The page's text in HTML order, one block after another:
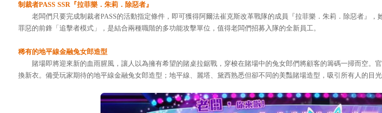
制裁者PASS SSR『拉菲樂．朱莉．除惡者』
老闆們只要完成制裁者PASS的活動指定條件，即可獲得阿爾法崔克斯改革戰隊的成員『拉菲樂．朱莉．除惡者』，
罪惡的前鋒「追擊者模式」，是結合兩種職階的多功能攻擊單位，值得老闆們招募入隊的全新員工。
稀有的地平線金融兔女郎造型
賭場即將迎來新的血雨腥風，讓人以為擁有希望的賭桌拉鋸戰，穿梭在賭場中的兔女郎們將顧客的籌碼一掃而空。
換新衣。備受玩家期待的地平線金融兔女郎造型；地平線、麗塔、黛西熟悉但卻不同的美豔賭場造型，吸引所有人的目